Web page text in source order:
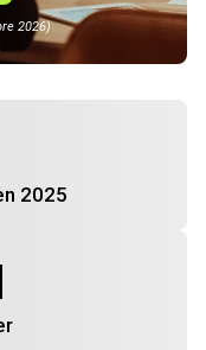
2026)
2025